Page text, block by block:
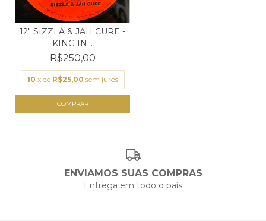
12" SIZZLA & JAH CURE -
KING IN...
R$250,00
10 x de R$25,00 sem juros
ENVIAMOS SUAS COMPRAS
Entrega em todo o país